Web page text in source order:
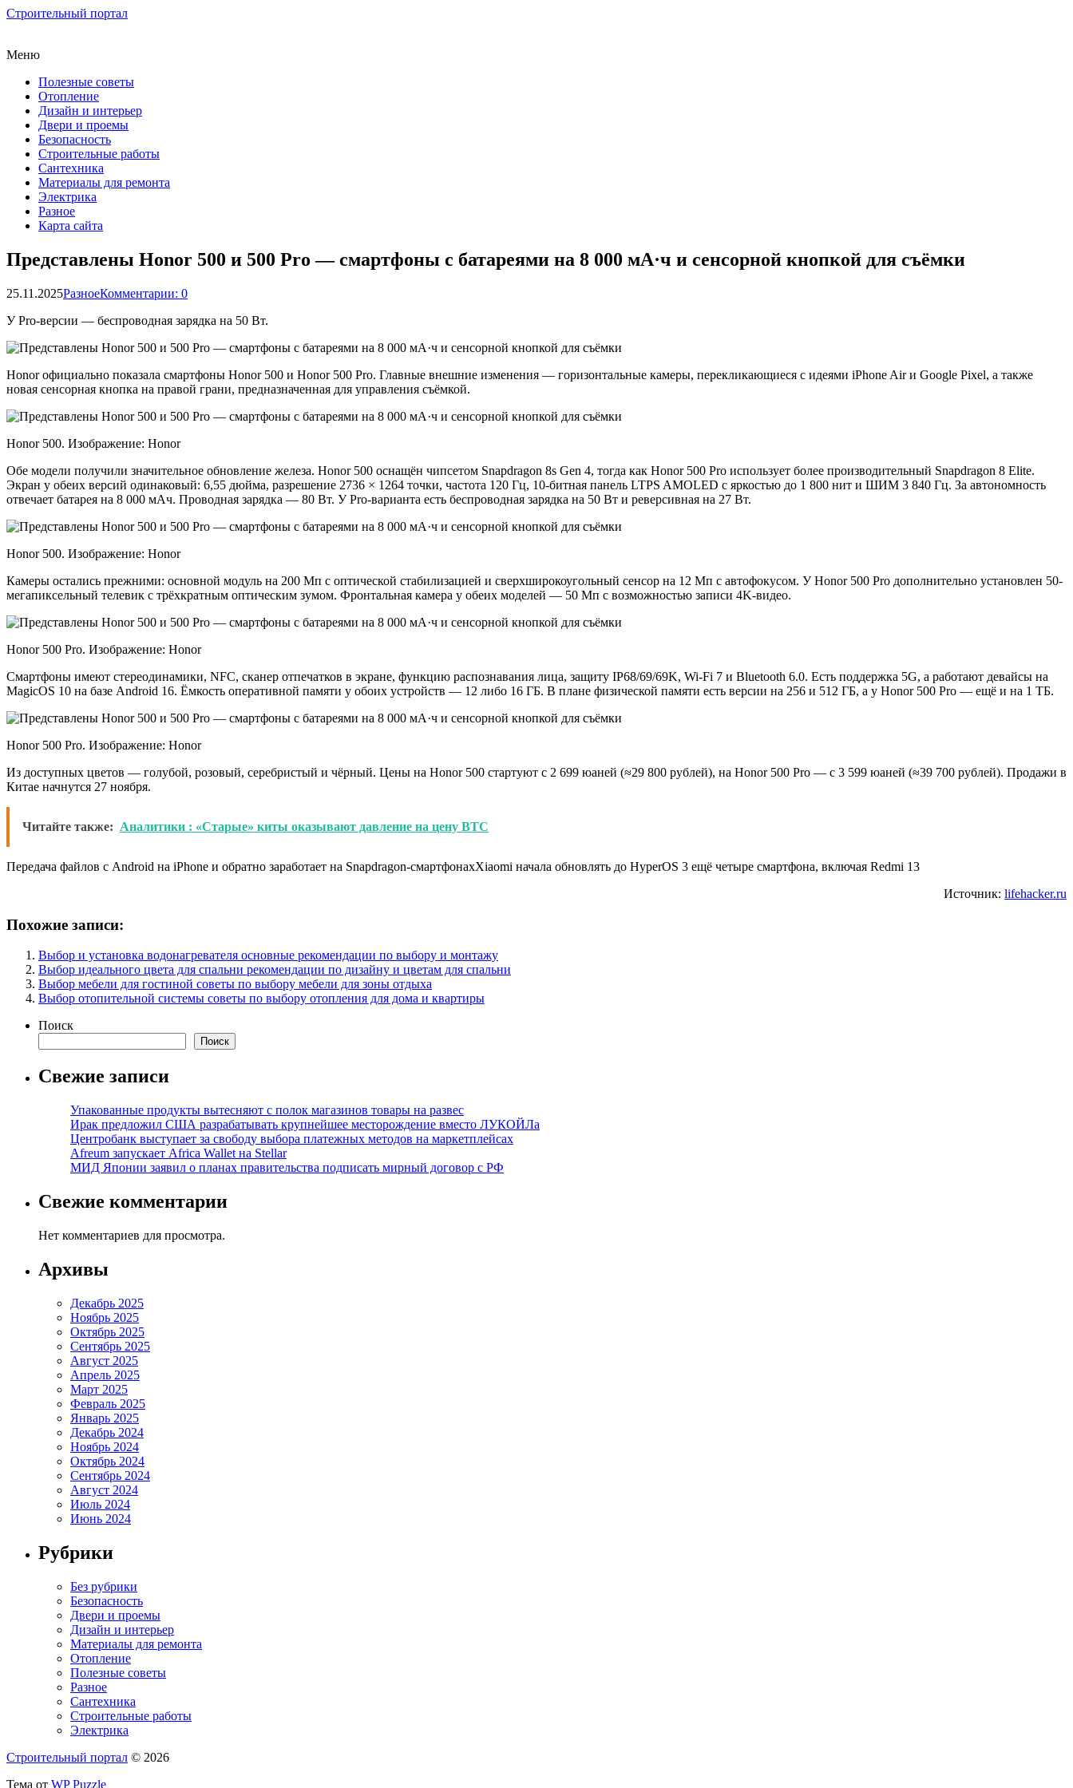
Строительный портал
Меню
Полезные советы
Отопление
Дизайн и интерьер
Двери и проемы
Безопасность
Строительные работы
Сантехника
Материалы для ремонта
Электрика
Разное
Карта сайта
Представлены Honor 500 и 500 Pro — смартфоны с батареями на 8 000 мА·ч и сенсорной кнопкой для съёмки
25.11.2025РазноеКомментарии: 0
У Pro-версии — беспроводная зарядка на 50 Вт.
Honor официально показала смартфоны Honor 500 и Honor 500 Pro. Главные внешние изменения — горизонтальные камеры, перекликающиеся с идеями iPhone Air и Google Pixel, а также
новая сенсорная кнопка на правой грани, предназначенная для управления съёмкой.
Honor 500. Изображение: Honor
Обе модели получили значительное обновление железа. Honor 500 оснащён чипсетом Snapdragon 8s Gen 4, тогда как Honor 500 Pro использует более производительный Snapdragon 8 Elite.
Экран у обеих версий одинаковый: 6,55 дюйма, разрешение 2736 × 1264 точки, частота 120 Гц, 10-битная панель LTPS AMOLED с яркостью до 1 800 нит и ШИМ 3 840 Гц. За автономность
отвечает батарея на 8 000 мАч. Проводная зарядка — 80 Вт. У Pro-варианта есть беспроводная зарядка на 50 Вт и реверсивная на 27 Вт.
Honor 500. Изображение: Honor
Камеры остались прежними: основной модуль на 200 Мп с оптической стабилизацией и сверхширокоугольный сенсор на 12 Мп с автофокусом. У Honor 500 Pro дополнительно установлен 50-
мегапиксельный телевик с трёхкратным оптическим зумом. Фронтальная камера у обеих моделей — 50 Мп с возможностью записи 4K-видео.
Honor 500 Pro. Изображение: Honor
Смартфоны имеют стереодинамики, NFC, сканер отпечатков в экране, функцию распознавания лица, защиту IP68/69/69K, Wi-Fi 7 и Bluetooth 6.0. Есть поддержка 5G, а работают девайсы на
MagicOS 10 на базе Android 16. Ёмкость оперативной памяти у обоих устройств — 12 либо 16 ГБ. В плане физической памяти есть версии на 256 и 512 ГБ, а у Honor 500 Pro — ещё и на 1 ТБ.
Honor 500 Pro. Изображение: Honor
Из доступных цветов — голубой, розовый, серебристый и чёрный. Цены на Honor 500 стартуют с 2 699 юаней (≈29 800 рублей), на Honor 500 Pro — с 3 599 юаней (≈39 700 рублей). Продажи в
Китае начнутся 27 ноября.
Читайте также: Аналитики : «Старые» киты оказывают давление на цену BTC
Передача файлов с Android на iPhone и обратно заработает на Snapdragon-смартфонахXiaomi начала обновлять до HyperOS 3 ещё четыре смартфона, включая Redmi 13
Источник: lifehacker.ru
Похожие записи:
Выбор и установка водонагревателя основные рекомендации по выбору и монтажу
Выбор идеального цвета для спальни рекомендации по дизайну и цветам для спальни
Выбор мебели для гостиной советы по выбору мебели для зоны отдыха
Выбор отопительной системы советы по выбору отопления для дома и квартиры
Поиск
Поиск
Свежие записи
Упакованные продукты вытесняют с полок магазинов товары на развес
Ирак предложил США разрабатывать крупнейшее месторождение вместо ЛУКОЙЛа
Центробанк выступает за свободу выбора платежных методов на маркетплейсах
Afreum запускает Africa Wallet на Stellar
МИД Японии заявил о планах правительства подписать мирный договор с РФ
Свежие комментарии
Нет комментариев для просмотра.
Архивы
Декабрь 2025
Ноябрь 2025
Октябрь 2025
Сентябрь 2025
Август 2025
Апрель 2025
Март 2025
Февраль 2025
Январь 2025
Декабрь 2024
Ноябрь 2024
Октябрь 2024
Сентябрь 2024
Август 2024
Июль 2024
Июнь 2024
Рубрики
Без рубрики
Безопасность
Двери и проемы
Дизайн и интерьер
Материалы для ремонта
Отопление
Полезные советы
Разное
Сантехника
Строительные работы
Электрика
Строительный портал © 2026
Тема от WP Puzzle